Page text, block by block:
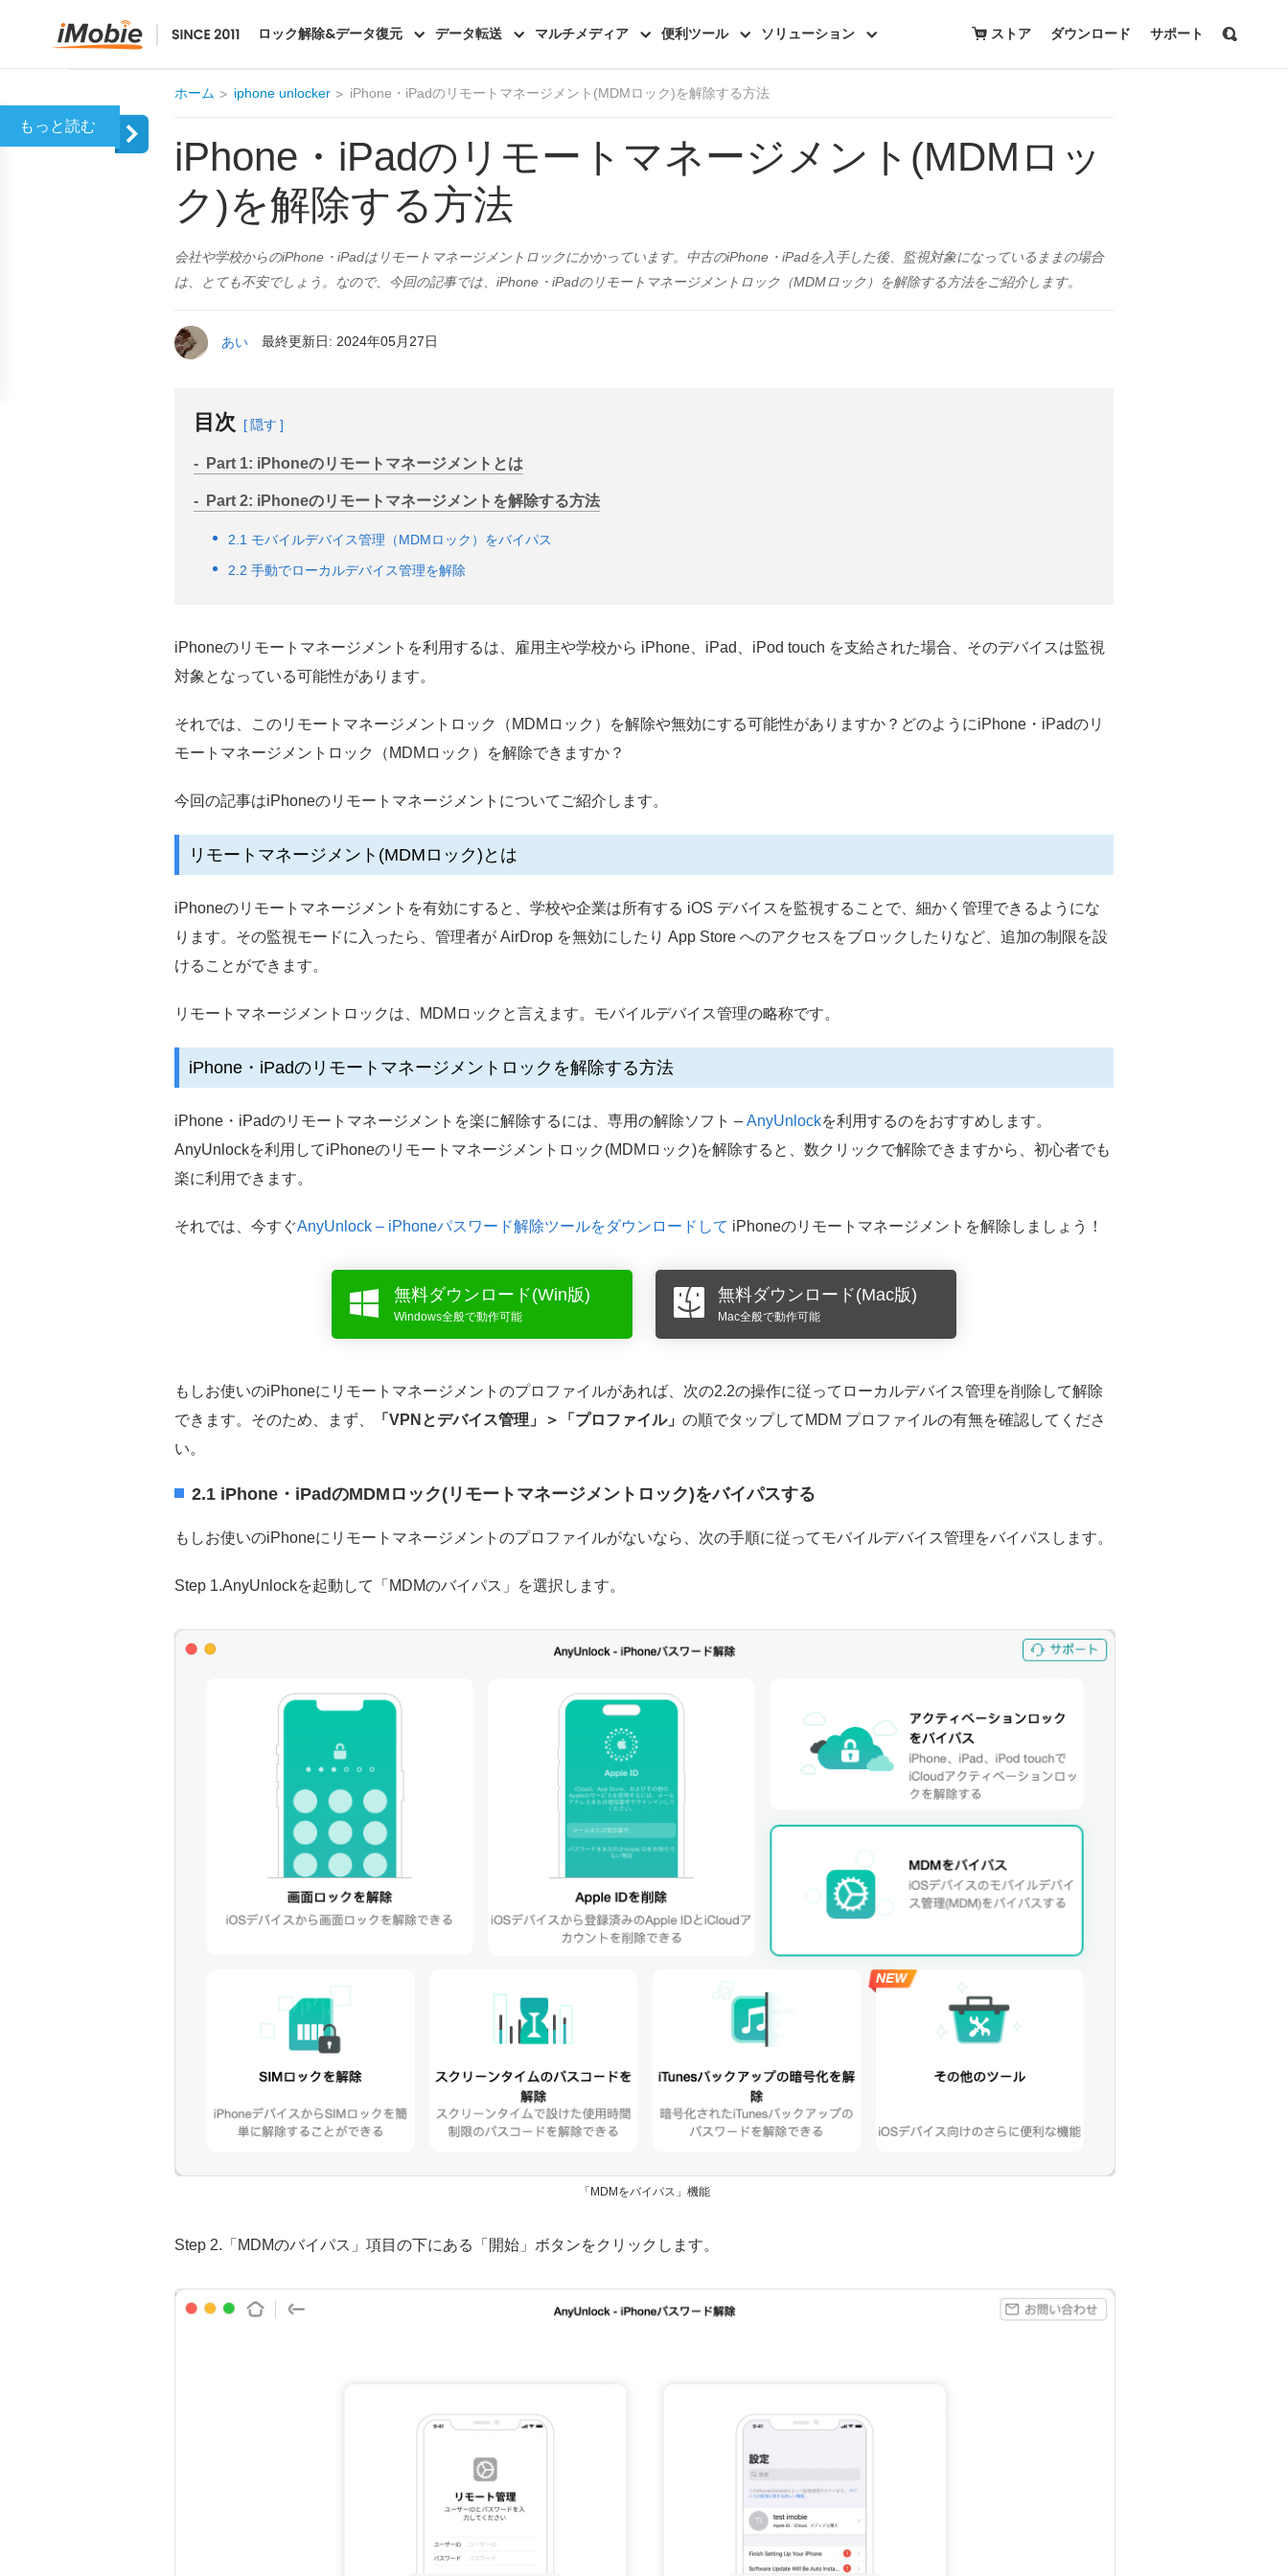
ストア ダウンロード サポート
ロック解除&データ復元 データ転送 マルチメディア 便利ツール ソリューション
AnyUnlock 機能一覧 レビュー 無料ダウンロード 購入
ホーム iphone unlocker iPhone・iPadのリモートマネージメント(MDMロック)を解除する方法
iPhone・iPadのリモートマネージメント(MDMロッ
ク)を解除する方法
会社や学校からのiPhone・iPadはリモートマネージメントロックにかかっています。中古のiPhone・iPadを入手した後、監視対象になっているままの場合
は、とても不安でしょう。なので、今回の記事では、iPhone・iPadのリモートマネージメントロック（MDMロック）を解除する方法をご紹介します。
あい 最終更新日: 2024年05月27日
目次 隠す
Part 1: iPhoneのリモートマネージメントとは
Part 2: iPhoneのリモートマネージメントを解除する方法
2.1 モバイルデバイス管理（MDMロック）をバイパス
2.2 手動でローカルデバイス管理を解除
iPhoneのリモートマネージメントを利用するは、雇用主や学校から iPhone、iPad、iPod touch を支給された場合、そのデバイスは監視
対象となっている可能性があります。
それでは、このリモートマネージメントロック（MDMロック）を解除や無効にする可能性がありますか？どのようにiPhone・iPadのリ
モートマネージメントロック（MDMロック）を解除できますか？
今回の記事はiPhoneのリモートマネージメントについてご紹介します。
リモートマネージメント(MDMロック)とは
iPhoneのリモートマネージメントを有効にすると、学校や企業は所有する iOS デバイスを監視することで、細かく管理できるようにな
ります。その監視モードに入ったら、管理者が AirDrop を無効にしたり App Store へのアクセスをブロックしたりなど、追加の制限を設
けることができます。
リモートマネージメントロックは、MDMロックと言えます。モバイルデバイス管理の略称です。
iPhone・iPadのリモートマネージメントロックを解除する方法
iPhone・iPadのリモートマネージメントを楽に解除するには、専用の解除ソフト – AnyUnlockを利用するのをおすすめします。
AnyUnlockを利用してiPhoneのリモートマネージメントロック(MDMロック)を解除すると、数クリックで解除できますから、初心者でも
楽に利用できます。
それでは、今すぐAnyUnlock – iPhoneパスワード解除ツールをダウンロードして iPhoneのリモートマネージメントを解除しましょう！
無料ダウンロード(Win版)
Windows全般で動作可能
無料ダウンロード(Mac版)
Mac全般で動作可能
もしお使いのiPhoneにリモートマネージメントのプロファイルがあれば、次の2.2の操作に従ってローカルデバイス管理を削除して解除
できます。そのため、まず、
「VPNとデバイス管理」＞「プロファイル」 の順でタップしてMDM プロファイルの有無を確認してくださ
い。
2.1 iPhone・iPadのMDMロック(リモートマネージメントロック)をバイパスする
もしお使いのiPhoneにリモートマネージメントのプロファイルがないなら、次の手順に従ってモバイルデバイス管理をバイパスします。
Step 1.AnyUnlockを起動して「MDMのバイパス」を選択します。
「MDMをバイパス」機能
Step 2.「MDMのバイパス」項目の下にある「開始」ボタンをクリックします。